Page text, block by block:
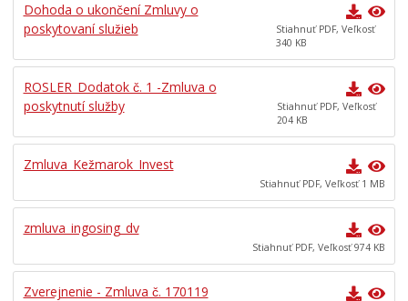
Dohoda o ukončení Zmluvy o
poskytovaní služieb
Stiahnuť PDF, Veľkosť
340 KB
ROSLER_Dodatok č. 1 -Zmluva o
poskytnutí služby
Stiahnuť PDF, Veľkosť
204 KB
Zmluva_Kežmarok_Invest
Stiahnuť PDF, Veľkosť 1 MB
zmluva_ingosing_dv
Stiahnuť PDF, Veľkosť 974 KB
Zverejnenie - Zmluva č. 170119